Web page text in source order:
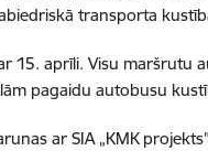
transporta
15. aprīli. Visu maršrutu
pagaidu autobusu
ar SIA „KMK